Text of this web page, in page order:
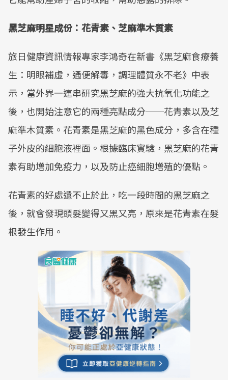
黑芝麻明星成份：花青素、芝麻準木質素
旅日健康資訊情報專家李鴻奇在新書《黑芝麻食療養
生：明眼補虛，通便解毒，調理體質永不老》中表
示，當外界一連串研究黑芝麻的強大抗氧化功能之
後，也開始注意它的兩種亮點成分──花青素以及芝
麻準木質素。花青素是黑芝麻的黑色成分，多含在種
子外皮的細胞液裡面。根據臨床實驗，黑芝麻的花青
素有助增加免疫力，以及防止癌細胞增殖的優點。
花青素的好處還不止於此，吃一段時間的黑芝麻之
後，就會發現頭髮變得又黑又亮，原來是花青素在髮
根發生作用。